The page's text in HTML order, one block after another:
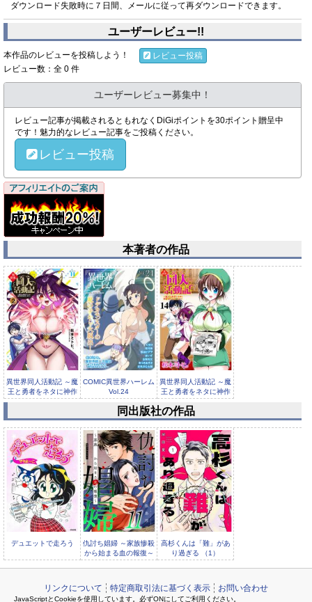
ダウンロード失敗時に７日間、メールに従って再ダウンロードできます。
ユーザーレビュー!!
本作品のレビューを投稿しよう！
レビュー投稿
レビュー数：全 0 件
ユーザーレビュー募集中！
レビュー記事が掲載されるともれなくDiGiポイントを30ポイント贈呈中
です！魅力的なレビュー記事をご投稿ください。
レビュー投稿
本著者の作品
異世界同人活動記 ～魔
王と勇者をネタに神作
家をめ...
COMIC異世界ハーレム
Vol.24
異世界同人活動記 ～魔
王と勇者をネタに神作
家をめ...
COMIC異世界ハーレム
Vol.23
同出版社の作品
デュエットで走ろう
仇討ち娼婦 ～家族惨殺
から始まる血の報復～
（11）
高杉くんは「難」があ
り過ぎる （1）
リンクについて 特定商取引法に基づく表示 お問い合わせ
JavaScriptとCookieを使用しています。必ずONにしてご利用ください。